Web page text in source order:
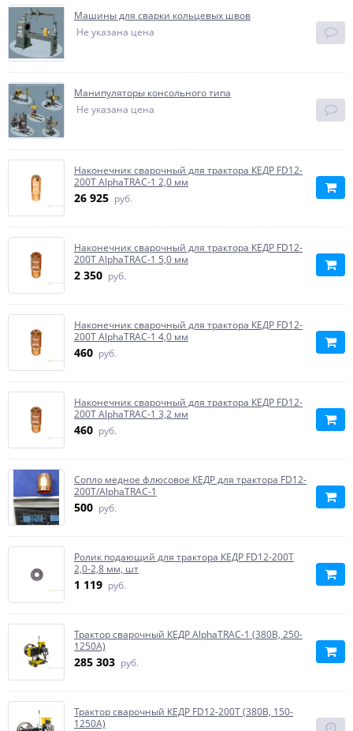
Машины для сварки кольцевых швов
Не указана цена
Манипуляторы консольного типа
Не указана цена
Наконечник сварочный для трактора КЕДР FD12-
200T AlphaTRAC-1 2,0 мм
26 925 руб.
Наконечник сварочный для трактора КЕДР FD12-
200T AlphaTRAC-1 5,0 мм
2 350 руб.
Наконечник сварочный для трактора КЕДР FD12-
200T AlphaTRAC-1 4,0 мм
460 руб.
Наконечник сварочный для трактора КЕДР FD12-
200T AlphaTRAC-1 3,2 мм
460 руб.
Сопло медное флюсовое КЕДР для трактора FD12-
200T/AlphaTRAC-1
500 руб.
Ролик подающий для трактора КЕДР FD12-200T
2,0-2,8 мм, шт
1 119 руб.
Трактор сварочный КЕДР AlphaTRAC-1 (380В, 250-
1250А)
285 303 руб.
Трактор сварочный КЕДР FD12-200T (380В, 150-
1250А)